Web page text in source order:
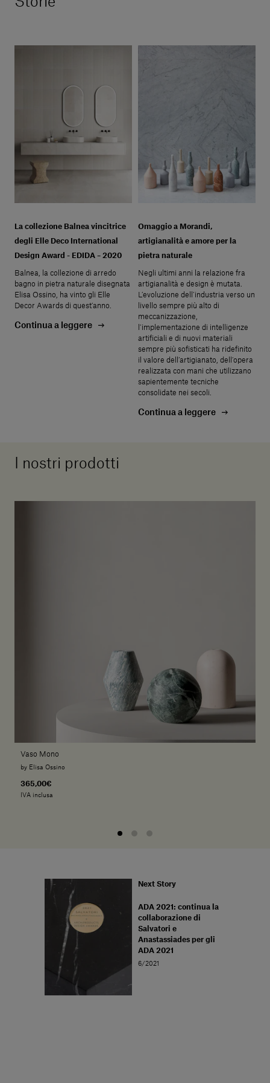
La collezione Balnea vincitrice
degli Elle Deco International
Design Award - EDIDA – 2020
Balnea, la collezione di arredo
bagno in pietra naturale disegnata
Elisa Ossino, ha vinto gli Elle
Decor Awards di quest’anno.
Continua a leggere
Omaggio a Morandi,
artigianalità e amore per la
pietra naturale
Negli ultimi anni la relazione fra
artigianalità e design è mutata.
L’evoluzione dell’industria verso un
livello sempre più alto di
meccanizzazione,
l’implementazione di intelligenze
artificiali e di nuovi materiali
sempre più sofisticati ha ridefinito
il valore dell’artigianato, dell’opera
realizzata con mani che utilizzano
sapientemente tecniche
consolidate nei secoli.
Continua a leggere
I nostri prodotti
Vaso Mono
by Elisa Ossino
365,00€
IVA inclusa
Next Story
ADA 2021: continua la
collaborazione di
Salvatori e
Anastassiades per gli
ADA 2021
6/2021